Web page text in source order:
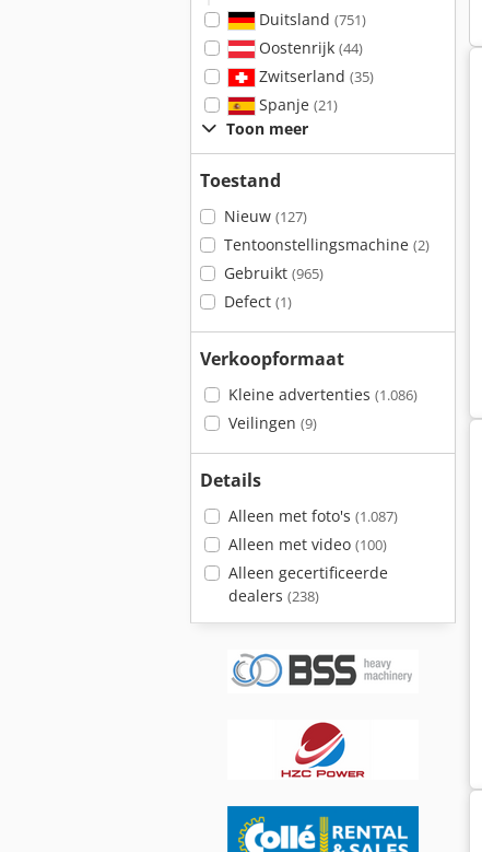
Duitsland (751)
Oostenrijk (44)
Zwitserland (35)
Spanje (21)
Toon meer
Toestand
Nieuw (127)
Tentoonstellingsmachine (2)
Gebruikt (965)
Defect (1)
Verkoopformaat
Kleine advertenties (1.086)
Veilingen (9)
Details
Alleen met foto's (1.087)
Alleen met video (100)
Alleen gecertificeerde
dealers (238)
Genie Magni Verreikers